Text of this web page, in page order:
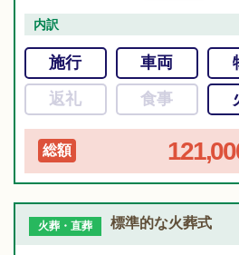
内訳
施行 車両
返礼
食事
総額
火葬・直葬 標準的な火葬式